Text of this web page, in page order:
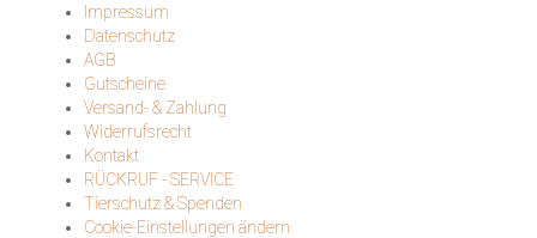
Impressum
Datenschutz
AGB
Gutscheine
Versand- & Zahlung
Widerrufsrecht
Kontakt
RÜCKRUF - SERVICE
Tierschutz & Spenden
Cookie-Einstellungen ändern